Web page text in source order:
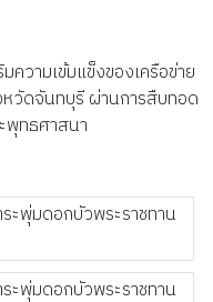
วามเข้มแข็งของเครือข่าย
วัดจันทบุรี ผ่านการสืบทอด
พุทธศาสนา